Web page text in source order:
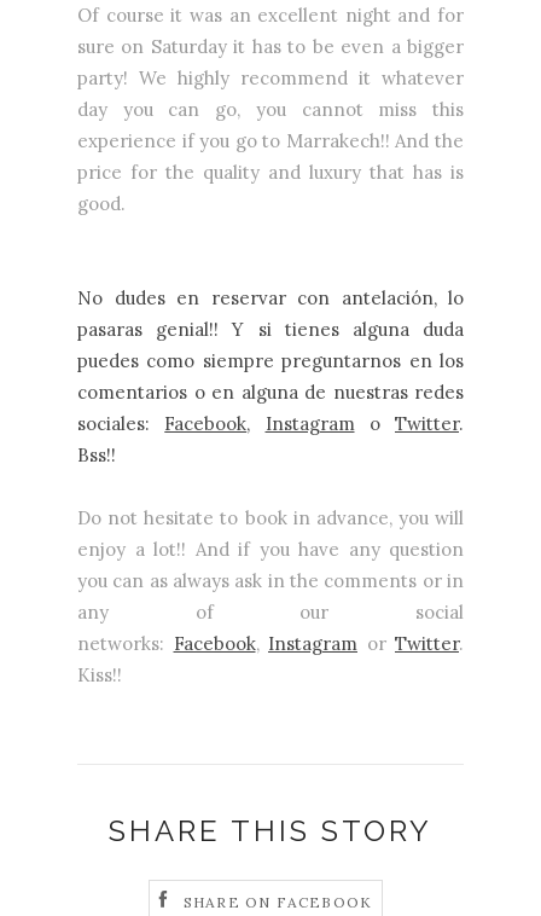
Of course it was an excellent night and for
sure on Saturday it has to be even a bigger
party! We highly recommend it whatever
day you can go, you cannot miss this
experience if you go to Marrakech!! And the
price for the quality and luxury that has is
good.
No dudes en reservar con antelación, lo
pasaras genial!! Y si tienes alguna duda
puedes como siempre preguntarnos en los
comentarios o en alguna de nuestras redes
sociales: Facebook, Instagramo Twitter.
Bss!!
Do not hesitate to book in advance, you will
enjoy a lot!! And if you have any question
you can as always ask in the comments or in
any of our social
networks: Facebook, Instagram or Twitter.
Kiss!!
SHARE THIS STORY
SHARE ON FACEBOOK